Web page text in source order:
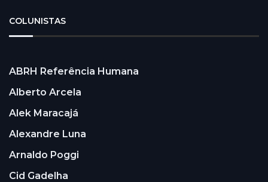
COLUNISTAS
ABRH Referência Humana
Alberto Arcela
Alek Maracajá
Alexandre Luna
Arnaldo Poggi
Cid Gadelha